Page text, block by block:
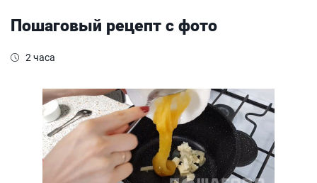
Пошаговый рецепт с фото
2 часа